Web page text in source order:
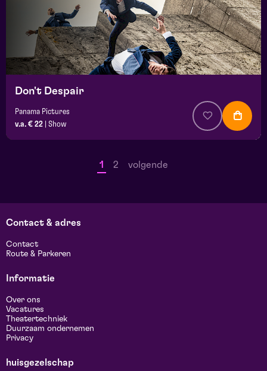
Don't Despair
Panama Pictures
v.a. € 22
Show
1 2 volgende
Contact & adres
Contact
Route & Parkeren
Informatie
Over ons
Vacatures
Theatertechniek
Duurzaam ondernemen
Privacy
huisgezelschap